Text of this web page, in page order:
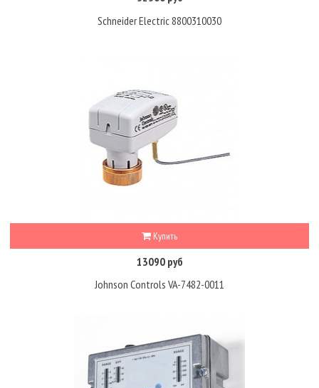
Schneider Electric 8800310030
Купить
13090 руб
Johnson Controls VA-7482-0011